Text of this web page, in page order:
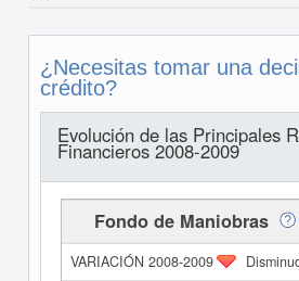
¿Necesitas tomar una
crédito?
Evolución de las Principales
Financieros 2008-2009
Fondo de Maniobras